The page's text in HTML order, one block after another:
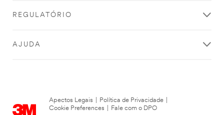
REGULATÓRIO
AJUDA
Apectos Legais Política de Privacidade
Cookie Preferences
Fale com o DPO